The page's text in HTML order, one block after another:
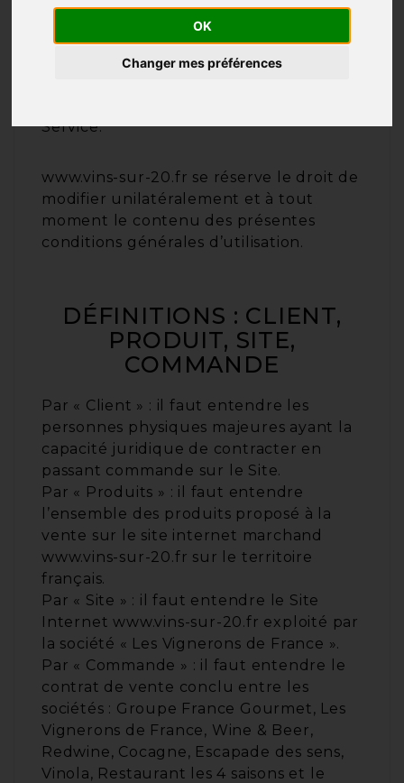
OK
Changer mes préférences
Dans le cas où l’Utilisateur ne souhaite
pas accepter tout ou partie des
Service.
www.vins-sur-20.fr se réserve le droit de
modifier unilatéralement et à tout
moment le contenu des présentes
conditions générales d’utilisation.
DÉFINITIONS : CLIENT,
PRODUIT, SITE,
COMMANDE
Par « Client » : il faut entendre les
personnes physiques majeures ayant la
capacité juridique de contracter en
passant commande sur le Site.
Par « Produits » : il faut entendre
l’ensemble des produits proposé à la
vente sur le site internet marchand
www.vins-sur-20.fr sur le territoire
français.
Par « Site » : il faut entendre le Site
Internet www.vins-sur-20.fr exploité par
la société « Les Vignerons de France ».
Par « Commande » : il faut entendre le
contrat de vente conclu entre les
sociétés : Groupe France Gourmet, Les
Vignerons de France, Wine & Beer,
Redwine, Cocagne, Escapade des sens,
Vinola, Restaurant les 4 saisons et le